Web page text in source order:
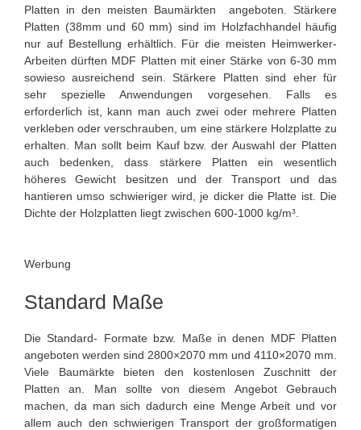
Platten in den meisten Baumärkten angeboten. Stärkere
Platten (38mm und 60 mm) sind im Holzfachhandel häufig
nur auf Bestellung erhältlich. Für die meisten Heimwerker-
Arbeiten dürften MDF Platten mit einer Stärke von 6-30 mm
sowieso ausreichend sein. Stärkere Platten sind eher für
sehr spezielle Anwendungen vorgesehen. Falls es
erforderlich ist, kann man auch zwei oder mehrere Platten
verkleben oder verschrauben, um eine stärkere Holzplatte zu
erhalten. Man sollt beim Kauf bzw. der Auswahl der Platten
auch bedenken, dass stärkere Platten ein wesentlich
höheres Gewicht besitzen und der Transport und das
hantieren umso schwieriger wird, je dicker die Platte ist. Die
Dichte der Holzplatten liegt zwischen 600-1000 kg/m³.
Werbung
Standard Maße
Die Standard- Formate bzw. Maße in denen MDF Platten
angeboten werden sind 2800×2070 mm und 4110×2070 mm.
Viele Baumärkte bieten den kostenlosen Zuschnitt der
Platten an. Man sollte von diesem Angebot Gebrauch
machen, da man sich dadurch eine Menge Arbeit und vor
allem auch den schwierigen Transport der großformatigen